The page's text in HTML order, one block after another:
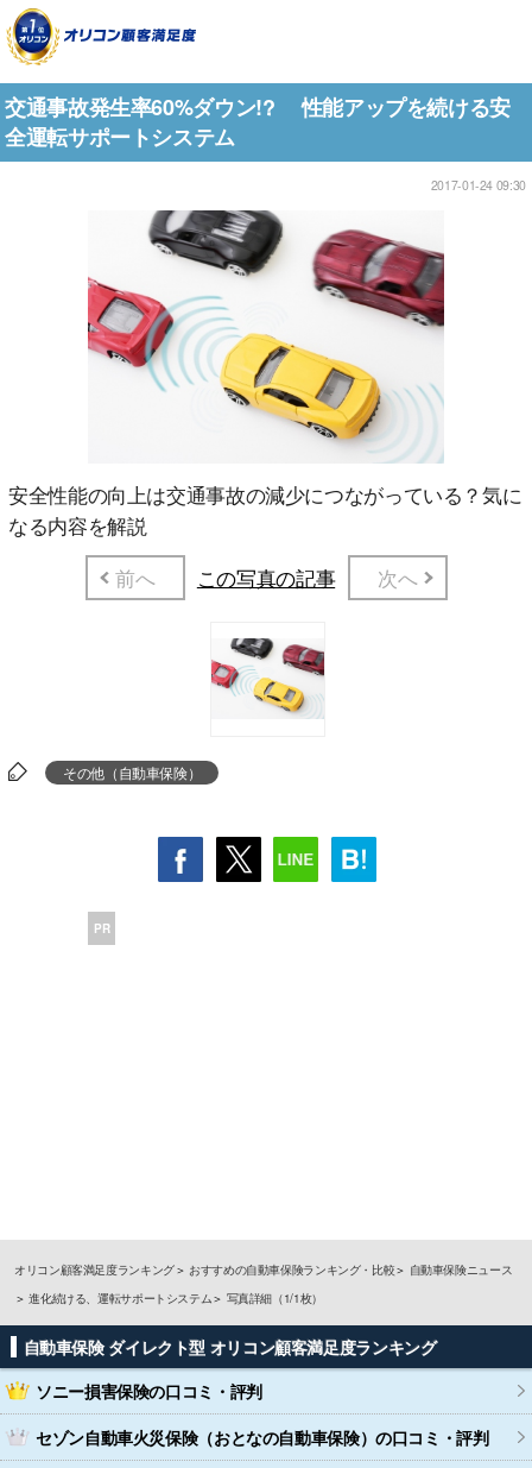
交通事故発生率60%ダウン!? 性能アップを続ける安
全運転サポートシステム
2017-01-24 09:30
安全性能の向上は交通事故の減少につながっている？気に
なる内容を解説
前へ
この写真の記事 次へ
その他（自動車保険）
PR
オリコン顧客満足度ランキング おすすめの自動車保険ランキング・比較
自動車保険ニュース
進化続ける、運転サポートシステム
写真詳細（1/1枚）
自動車保険 ダイレクト型 オリコン顧客満足度ランキング
ソニー損害保険の口コミ・評判
セゾン自動車火災保険（おとなの自動車保険）の口コミ・評判